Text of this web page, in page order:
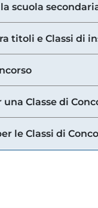
scuola
titoli e Classi di
Classe di
le Classi di